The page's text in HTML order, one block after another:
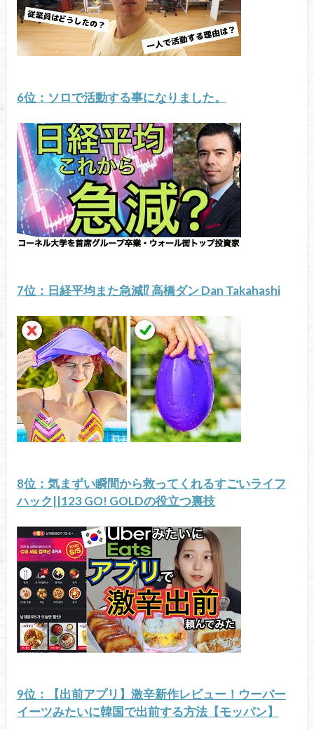
6位：ソロで活動する事になりました。
7位：日経平均また急減⁉ 高橋ダン Dan Takahashi
8位：気まずい瞬間から救ってくれるすごいライフ
ハック||123 GO! GOLDの役立つ裏技
9位：【出前アプリ】激辛新作レビュー！ウーバー
イーツみたいに韓国で出前する方法【モッパン】